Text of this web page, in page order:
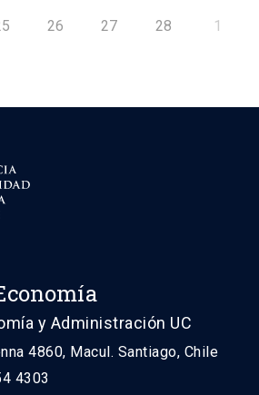
26 27 28 1
y Administración UC
4860, Macul. Santiago, Chile
4303